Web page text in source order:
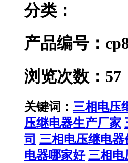
分类：
产品编号：
浏览次数：57
关键词： 三相电压
压继电器生产厂家
司 三相电压继电器
电器哪家好 三相电